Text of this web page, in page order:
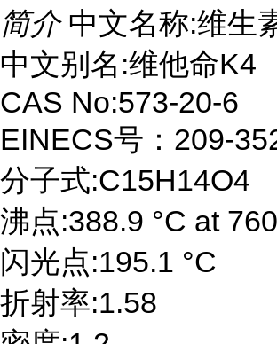
简介 中文名称:维生
中文别名:维他命K4
CAS No:573-20-6
EINECS号：209-
分子式:C15H14O4
沸点:388.9 °C at
闪光点:195.1 °C
折射率:1.58